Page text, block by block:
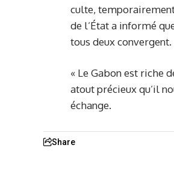
culte,
de l’État a informé
tous deux convergent.
« Le Gabon est riche
atout précieux qu’il
échange.
Share